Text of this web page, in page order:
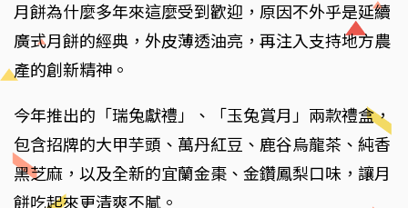
月餅為什麼多年來這麼受到歡迎，原因不外乎是延續
廣式月餅的經典，外皮薄透油亮，再注入支持地方農
產的創新精神。
今年推出的「瑞兔獻禮」、「玉兔賞月」兩款禮盒，
包含招牌的大甲芋頭、萬丹紅豆、鹿谷烏龍茶、純香
黑芝麻，以及全新的宜蘭金棗、金鑽鳳梨口味，讓月
餅吃起來更清爽不膩。